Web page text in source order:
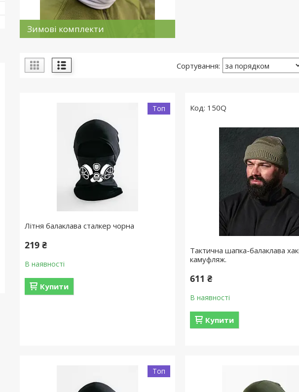
Зимові комплекти
Топ
Літня балаклава сталкер чорна
219 ₴
В наявності
Купити
150Q
Тактична шапка-балаклава
камуфляж.
611 ₴
В наявності
Купити
Топ